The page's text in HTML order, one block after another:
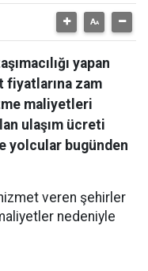
yapan
fiyatlarına zam
maliyetleri
ulaşım ücreti
yolcular bugünden
veren şehirler
nedeniyle